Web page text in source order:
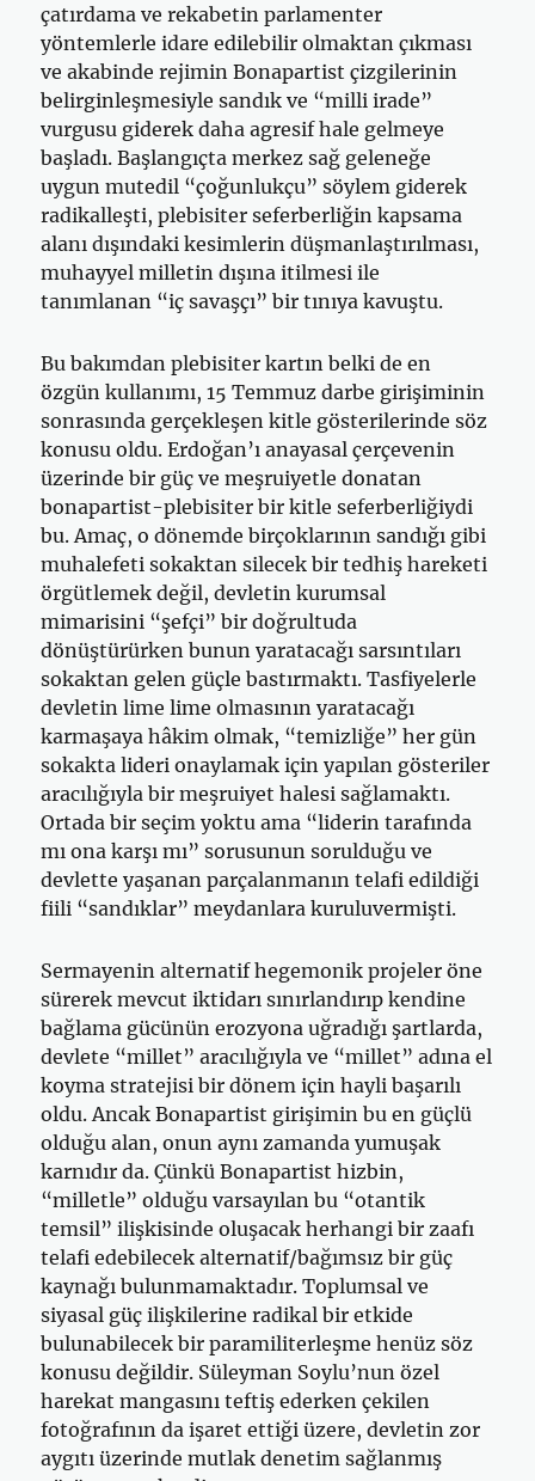
çatırdama ve rekabetin parlamenter
yöntemlerle idare edilebilir olmaktan çıkması
ve akabinde rejimin Bonapartist çizgilerinin
belirginleşmesiyle sandık ve “milli irade”
vurgusu giderek daha agresif hale gelmeye
başladı. Başlangıçta merkez sağ geleneğe
uygun mutedil “çoğunlukçu” söylem giderek
radikalleşti, plebisiter seferberliğin kapsama
alanı dışındaki kesimlerin düşmanlaştırılması,
muhayyel milletin dışına itilmesi ile
tanımlanan “iç savaşçı” bir tınıya kavuştu.
Bu bakımdan plebisiter kartın belki de en
özgün kullanımı, 15 Temmuz darbe girişiminin
sonrasında gerçekleşen kitle gösterilerinde söz
konusu oldu. Erdoğan’ı anayasal çerçevenin
üzerinde bir güç ve meşruiyetle donatan
bonapartist-plebisiter bir kitle seferberliğiydi
bu. Amaç, o dönemde birçoklarının sandığı gibi
muhalefeti sokaktan silecek bir tedhiş hareketi
örgütlemek değil, devletin kurumsal
mimarisini “şefçi” bir doğrultuda
dönüştürürken bunun yaratacağı sarsıntıları
sokaktan gelen güçle bastırmaktı. Tasfiyelerle
devletin lime lime olmasının yaratacağı
karmaşaya hâkim olmak, “temizliğe” her gün
sokakta lideri onaylamak için yapılan gösteriler
aracılığıyla bir meşruiyet halesi sağlamaktı.
Ortada bir seçim yoktu ama “liderin tarafında
mı ona karşı mı” sorusunun sorulduğu ve
devlette yaşanan parçalanmanın telafi edildiği
fiili “sandıklar” meydanlara kuruluvermişti.
Sermayenin alternatif hegemonik projeler öne
sürerek mevcut iktidarı sınırlandırıp kendine
bağlama gücünün erozyona uğradığı şartlarda,
devlete “millet” aracılığıyla ve “millet” adına el
koyma stratejisi bir dönem için hayli başarılı
oldu. Ancak Bonapartist girişimin bu en güçlü
olduğu alan, onun aynı zamanda yumuşak
karnıdır da. Çünkü Bonapartist hizbin,
“milletle” olduğu varsayılan bu “otantik
temsil” ilişkisinde oluşacak herhangi bir zaafı
telafi edebilecek alternatif/bağımsız bir güç
kaynağı bulunmamaktadır. Toplumsal ve
siyasal güç ilişkilerine radikal bir etkide
bulunabilecek bir paramiliterleşme henüz söz
konusu değildir. Süleyman Soylu’nun özel
harekat mangasını teftiş ederken çekilen
fotoğrafının da işaret ettiği üzere, devletin zor
aygıtı üzerinde mutlak denetim sağlanmış